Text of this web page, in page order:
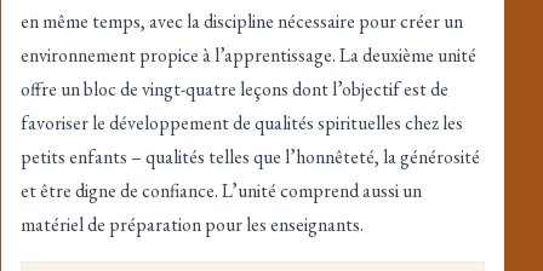
en même temps, avec la discipline nécessaire pour créer un
environnement propice à l’apprentissage. La deuxième unité
offre un bloc de vingt-quatre leçons dont l’objectif est de
favoriser le développement de qualités spirituelles chez les
petits enfants – qualités telles que l’honnêteté, la générosité
et être digne de confiance. L’unité comprend aussi un
matériel de préparation pour les enseignants.